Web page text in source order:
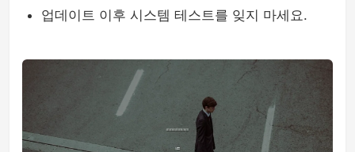
업데이트 이후 시스템 테스트를 잊지 마세요.